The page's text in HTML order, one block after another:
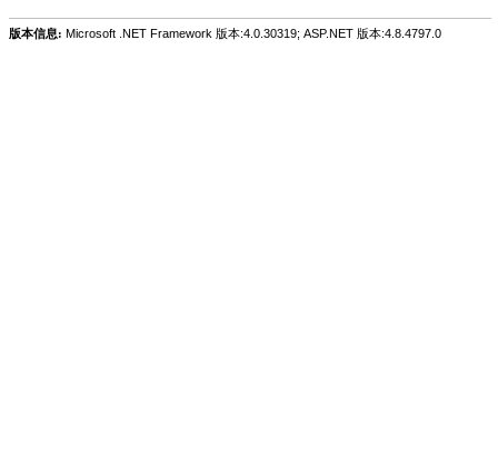
版本信息: Microsoft .NET Framework 版本:4.0.30319; ASP.NET 版本:4.8.4797.0